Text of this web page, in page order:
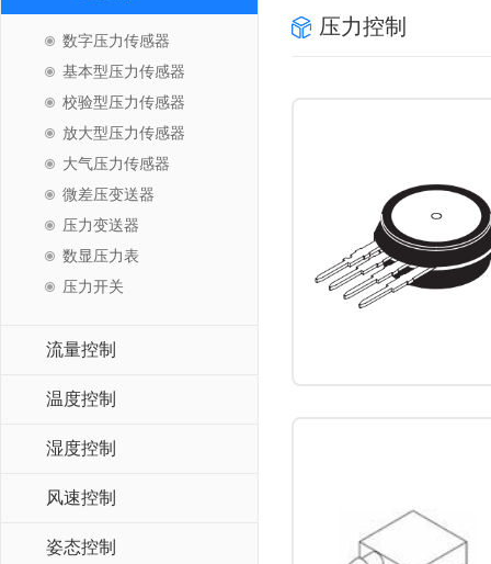
数字压力传感器
基本型压力传感器
校验型压力传感器
放大型压力传感器
大气压力传感器
微差压变送器
压力变送器
数显压力表
压力开关
流量控制
温度控制
湿度控制
风速控制
姿态控制
压力控制